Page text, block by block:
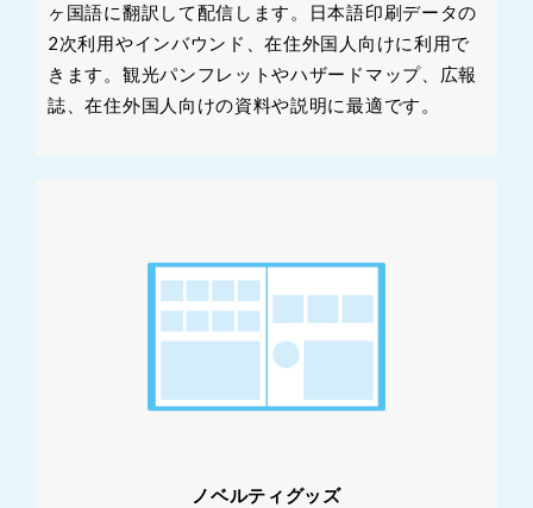
ヶ国語に翻訳して配信します。日本語印刷データの
2次利用やインバウンド、在住外国人向けに利用で
きます。観光パンフレットやハザードマップ、広報
誌、在住外国人向けの資料や説明に最適です。
ノベルティグッズ